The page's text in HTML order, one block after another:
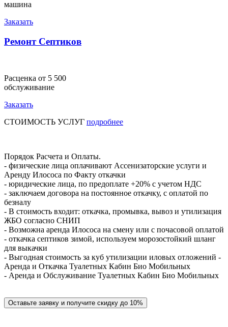
машина
Заказать
Ремонт Септиков
Расценка от 5 500
обслуживание
Заказать
СТОИМОСТЬ УСЛУГ подробнее
Порядок Расчета и Оплаты.
- физические лица оплачивают Ассенизаторские услуги и
Аренду Илососа по Факту откачки
- юридические лица, по предоплате +20% с учетом НДС
- заключаем договора на постоянное откачку, с оплатой по
безналу
- В стоимость входит: откачка, промывка, вывоз и утилизация
ЖБО согласно СНИП
- Возможна аренда Илососа на смену или с почасовой оплатой
- откачка септиков зимой, используем морозостойкий шланг
для выкачки
- Выгодная стоимость за куб утилизации иловых отложений -
Аренда и Откачка Туалетных Кабин Био Мобильных
- Аренда и Обслуживание Туалетных Кабин Био Мобильных
Оставьте заявку и получите скидку до 10%